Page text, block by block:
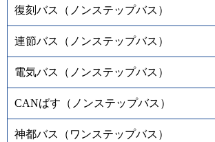
復刻バス（ノンステップバス）
連節バス（ノンステップバス）
電気バス（ノンステップバス）
CANばす（ノンステップバス）
神都バス（ワンステップバス）